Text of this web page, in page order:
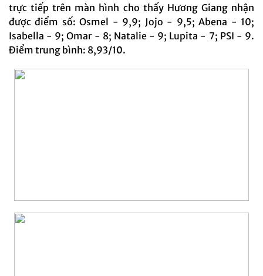
trực tiếp trên màn hình cho thấy Hương Giang nhận
được điểm số: Osmel - 9,9; Jojo - 9,5; Abena - 10;
Isabella - 9; Omar - 8; Natalie - 9; Lupita - 7; PSI - 9.
Điểm trung bình: 8,93/10.